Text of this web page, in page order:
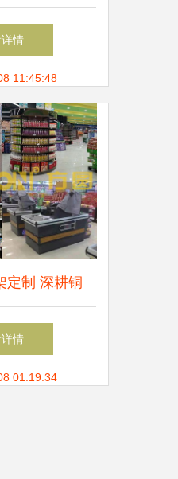
陈列空间
情
11:45:48
定制 深耕铜
妆品与商超货
方案
情
01:19:34